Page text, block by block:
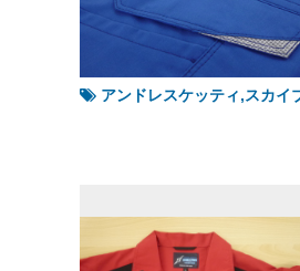
アンドレスケッティ,スカイ